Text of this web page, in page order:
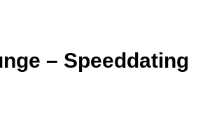
– Speeddating